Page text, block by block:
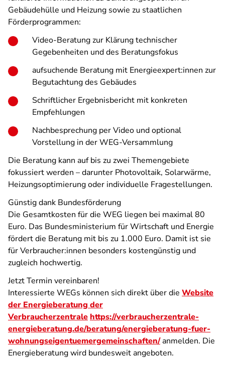
Gebäudehülle und Heizung sowie zu staatlichen
Förderprogrammen:
Video-Beratung zur Klärung technischer
Gegebenheiten und des Beratungsfokus
aufsuchende Beratung mit Energieexpert:innen zur
Begutachtung des Gebäudes
Schriftlicher Ergebnisbericht mit konkreten
Empfehlungen
Nachbesprechung per Video und optional
Vorstellung in der WEG-Versammlung
Die Beratung kann auf bis zu zwei Themengebiete
fokussiert werden – darunter Photovoltaik, Solarwärme,
Heizungsoptimierung oder individuelle Fragestellungen.
Günstig dank Bundesförderung
Die Gesamtkosten für die WEG liegen bei maximal 80
Euro. Das Bundesministerium für Wirtschaft und Energie
fördert die Beratung mit bis zu 1.000 Euro. Damit ist sie
für Verbraucher:innen besonders kostengünstig und
zugleich hochwertig.
Jetzt Termin vereinbaren!
Interessierte WEGs können sich direkt über die Website
der Energieberatung der
Verbraucherzentrale https://verbraucherzentrale-
energieberatung.de/beratung/energieberatung-fuer-
wohnungseigentuemergemeinschaften/anmelden. Die
Energieberatung wird bundesweit angeboten.